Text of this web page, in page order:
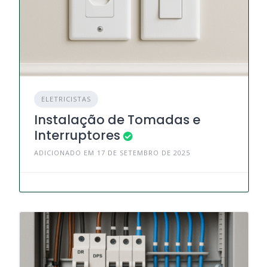
ELETRICISTAS
Instalação de Tomadas e
Interruptores
ADICIONADO EM 17 DE SETEMBRO DE 2025